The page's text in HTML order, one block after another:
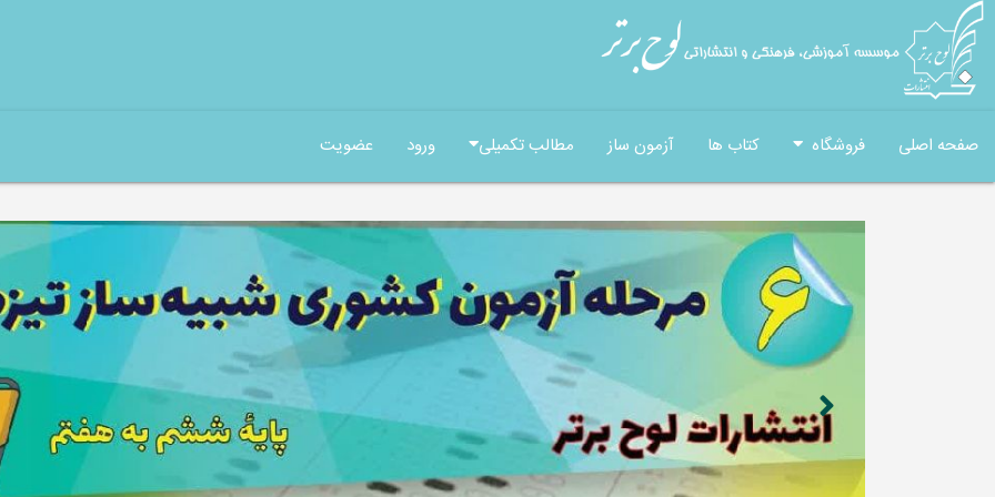
صفحه اصلی فروشگاه کتاب ها آزمون ساز مطالب تکمیلی ورود عضویت